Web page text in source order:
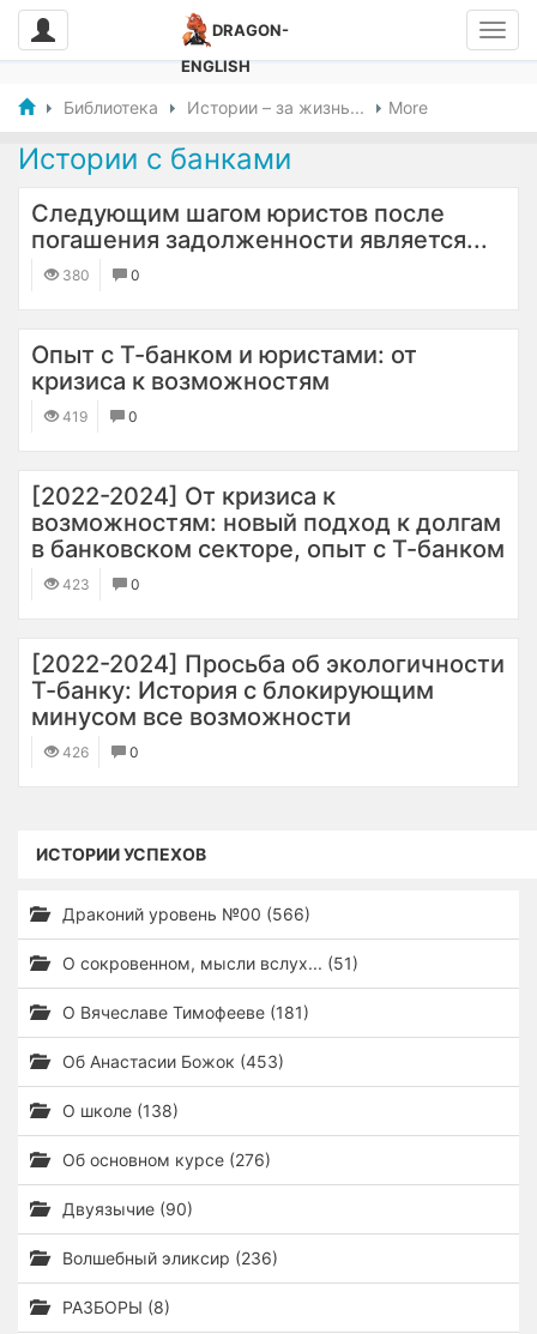
DRAGON-
ENGLISH
Библиотека Истории – за жизнь... More
Истории с банками
Следующим шагом юристов после
погашения задолженности является...
380 0
Опыт с Т-банком и юристами: от
кризиса к возможностям
419 0
[2022-2024] От кризиса к
возможностям: новый подход к долгам
в банковском секторе, опыт с ​Т-банком
423 0
[2022-2024] Просьба об экологичности
Т-банку: История с блокирующим
минусом все возможности
426 0
ИСТОРИИ УСПЕХОВ
Драконий уровень №00 (566)
О сокровенном, мысли вслух... (51)
О Вячеславе Тимофееве (181)
Об Анастасии Божок (453)
О школе (138)
Об основном курсе (276)
Двуязычие (90)
Волшебный эликсир (236)
РАЗБОРЫ (8)